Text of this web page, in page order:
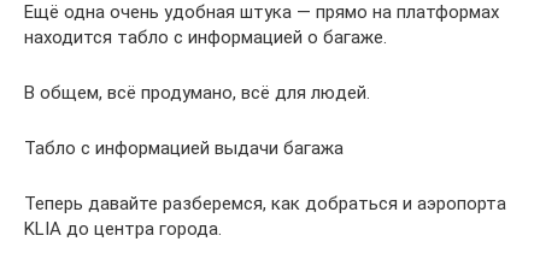
Ещё одна очень удобная штука — прямо на платформах
находится табло с информацией о багаже.
В общем, всё продумано, всё для людей.
Табло с информацией выдачи багажа
Теперь давайте разберемся, как добраться и аэропорта
KLIA до центра города.